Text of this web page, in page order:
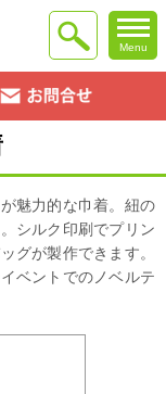
Menu
魅力的な巾着。紐の
シルク印刷でプリン
グが製作できます。
ベントでのノベルテ